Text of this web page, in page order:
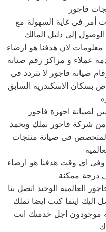
أمر في غاية السهولة مع
إلى دليل المالك
لان هدفنا هو ارضاء
عملاء و مراكز رقم صيانة
صيانة فاجور لا تتردد في
بسكان الاسكندرية السابق
لصيانة اجهزة فاجور
من شركة فاجور نملك وبحمد
فى صيانة منتجات
وفى اى وقت هدفنا هو ارضاء
درجة ممكنة
العالمية الوحيد اتصل بنا
اينما كنت ايضا نملك
موجودون اجل خدمتك انت